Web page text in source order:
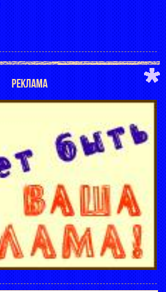
РЕКЛАМА